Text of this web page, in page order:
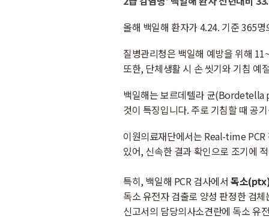
올해 백일해 환자가 4.24. 기준 365
질병관리청은 백일해 예방을 위해
또한, 단체생활 시 손 씻기와 기침 예
백일해는 보르데텔라 균(Bordetella
것이 특징입니다. 주로 기침할 때 공
이원의료재단에서는 Real-time PCR
있어, 신속한 결과 확인으로 조기에
특히, 백일해 PCR 검사에서독소
독소 유전자 검출로 양성 판정한 검
신고서의 담당의사소견란에 독소 유